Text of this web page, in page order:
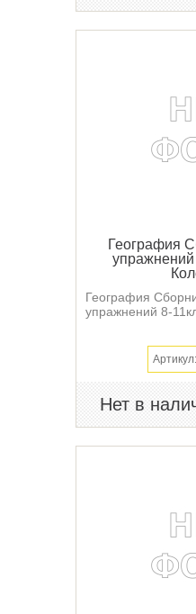
География
упражнений
География
упражнений 8-
Нет в